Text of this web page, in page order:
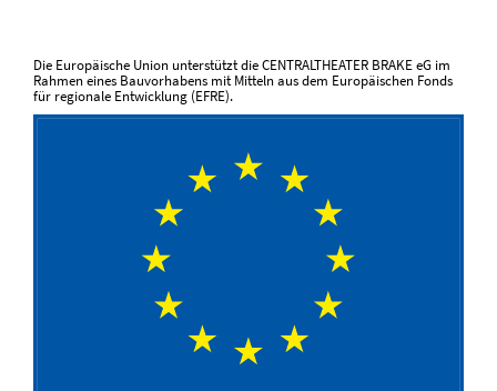
Die Europäische Union unterstützt die CENTRALTHEATER BRAKE eG im
Rahmen eines Bauvorhabens mit Mitteln aus dem Europäischen Fonds
für regionale Entwicklung (EFRE).